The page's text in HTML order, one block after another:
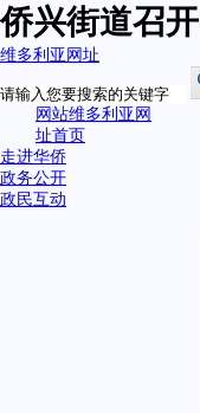
侨兴街道召
维多利亚网址
网站维多利亚网
址首页
走进华侨
政务公开
政民互动